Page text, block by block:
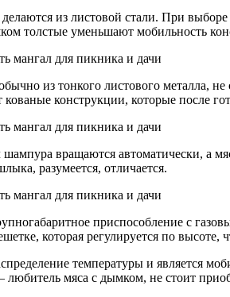
из листовой стали. При
толстые уменьшают мобильность
из тонкого листового металла,
конструкции, которые после
вращаются автоматически, а
разумеется, отличается.
приспособление с
которая регулируется по высоте,
температуры и является
любитель мяса с дымком, не стоит